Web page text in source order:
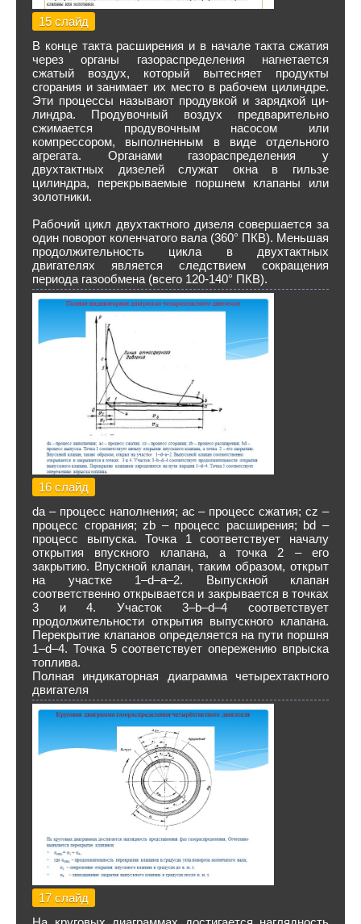
15 слайд
В конце такта расширения и в начале такта сжатия
через органы газораспределения нагнетается
сжатый воздух, который вытесняет продукты
сгорания и занимает их место в рабочем цилиндре.
Эти процессы называют продувкой и зарядкой ци­
линдра. Продувочный воздух предварительно
сжимается проду­вочным насосом или
компрессором, выполненным в виде отдельного
агрегата. Органами газораспределения у
двухтактных ди­зелей служат окна в гильзе
цилиндра, перекрываемые поршнем клапаны или
золотники.
Рабочий цикл двухтактного дизеля совершается за
один по­ворот коленчатого вала (360° ПКВ). Меньшая
продолжитель­ность цикла в двухтактных
двигателях является следствием сокращения
периода газообмена (всего 120-140° ПКВ).
16 слайд
dа – процесс наполнения; ас – процесс сжатия; cz –
­процесс сгорания; zb – процесс расширения; bd –
процесс выпуска. Точка 1 соответствует началу
открытия впускного клапана, а точка 2 – его
закрытию. Впускной клапан, таким образом, открыт
на участке 1–d–а–2. Выпускной клапан
соответственно открывается и закры­вается в точках
3 и 4. Участок 3–b–d–4 соответствует
продолжительности открытия выпускного клапана.
Пере­крытие клапанов определяется на пути поршня
1–d–4. Точка 5 соответствует опережению впрыска
топлива.
Полная индикаторная диаграмма четырехтактного
двигателя
17 слайд